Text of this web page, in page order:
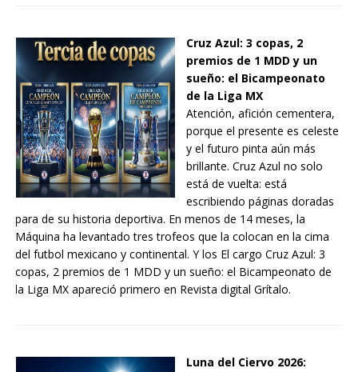
Cruz Azul: 3 copas, 2
premios de 1 MDD y un
sueño: el Bicampeonato
de la Liga MX
Atención, afición cementera,
porque el presente es celeste
y el futuro pinta aún más
brillante. Cruz Azul no solo
está de vuelta: está
escribiendo páginas doradas
para de su historia deportiva. En menos de 14 meses, la
Máquina ha levantado tres trofeos que la colocan en la cima
del futbol mexicano y continental. Y los El cargo Cruz Azul: 3
copas, 2 premios de 1 MDD y un sueño: el Bicampeonato de
la Liga MX apareció primero en Revista digital Grítalo.
Luna del Ciervo 2026: